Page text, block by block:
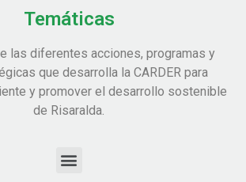
Temáticas
las diferentes acciones, programas y
que desarrolla la CARDER para
y promover el desarrollo sostenible
de Risaralda.